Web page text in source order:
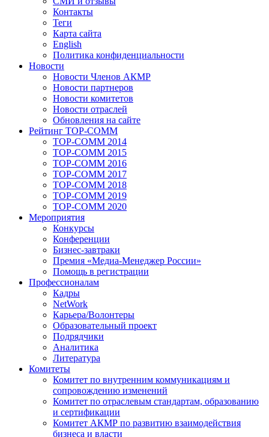
Контакты
Теги
Карта сайта
English
Политика конфиденциальности
Новости
Новости Членов АКМР
Новости партнеров
Новости комитетов
Новости отраслей
Обновления на сайте
Рейтинг TOP-COMM
TOP-COMM 2014
TOP-COMM 2015
TOP-COMM 2016
TOP-COMM 2017
TOP-COMM 2018
TOP-COMM 2019
TOP-COMM 2020
Мероприятия
Конкурсы
Конференции
Бизнес-завтраки
Премия «Медиа-Менеджер России»
Помощь в регистрации
Профессионалам
Кадры
NetWork
Карьера/Волонтеры
Образовательный проект
Подрядчики
Аналитика
Литература
Комитеты
Комитет по внутренним коммуникациям и
сопровождению изменений
Комитет по отраслевым стандартам, образованию
и сертификации
Комитет АКМР по развитию взаимодействия
бизнеса и власти